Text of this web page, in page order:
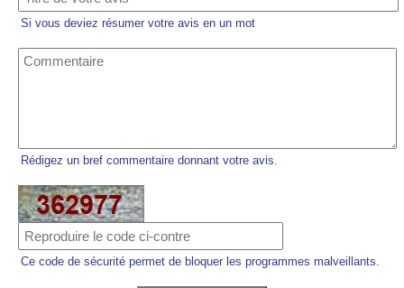
Si vous deviez résumer votre avis en un mot
Rédigez un bref commentaire donnant votre avis.
Ce code de sécurité permet de bloquer les programmes malveillants.